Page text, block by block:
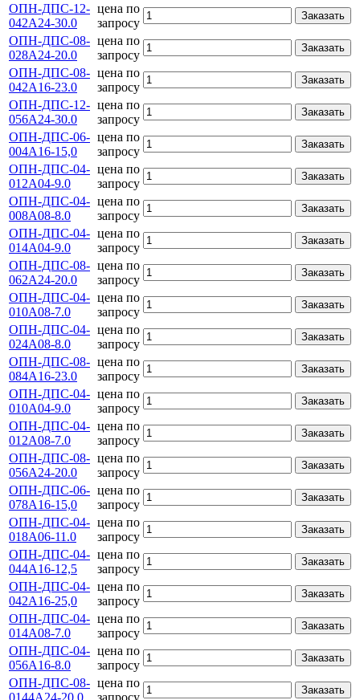
ОПН-ДПС-12-
042А24-30.0
цена по
запросу
Заказать
ОПН-ДПС-08-
028А24-20.0
цена по
запросу
Заказать
ОПН-ДПС-08-
042А16-23.0
цена по
запросу
Заказать
ОПН-ДПС-12-
056А24-30.0
цена по
запросу
Заказать
ОПН-ДПС-06-
004A16-15,0
цена по
запросу
Заказать
ОПН-ДПС-04-
012А04-9.0
цена по
запросу
Заказать
ОПН-ДПС-04-
008А08-8.0
цена по
запросу
Заказать
ОПН-ДПС-04-
014А04-9.0
цена по
запросу
Заказать
ОПН-ДПС-08-
062А24-20.0
цена по
запросу
Заказать
ОПН-ДПС-04-
010А08-7.0
цена по
запросу
Заказать
ОПН-ДПС-04-
024А08-8.0
цена по
запросу
Заказать
ОПН-ДПС-08-
084А16-23.0
цена по
запросу
Заказать
ОПН-ДПС-04-
010А04-9.0
цена по
запросу
Заказать
ОПН-ДПС-04-
012А08-7.0
цена по
запросу
Заказать
ОПН-ДПС-08-
056А24-20.0
цена по
запросу
Заказать
ОПН-ДПС-06-
078А16-15,0
цена по
запросу
Заказать
ОПН-ДПС-04-
018А06-11.0
цена по
запросу
Заказать
ОПН-ДПС-04-
044А16-12,5
цена по
запросу
Заказать
ОПН-ДПС-04-
042А16-25,0
цена по
запросу
Заказать
ОПН-ДПС-04-
014А08-7.0
цена по
запросу
Заказать
ОПН-ДПС-04-
056А16-8.0
цена по
запросу
Заказать
ОПН-ДПС-08-
0144А24-20.0
цена по
запросу
Заказать